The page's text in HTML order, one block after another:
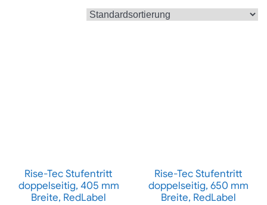
Rise-Tec Stufentritt
doppelseitig, 405 mm
Breite, RedLabel
Rise-Tec Stufentritt
doppelseitig, 650 mm
Breite, RedLabel